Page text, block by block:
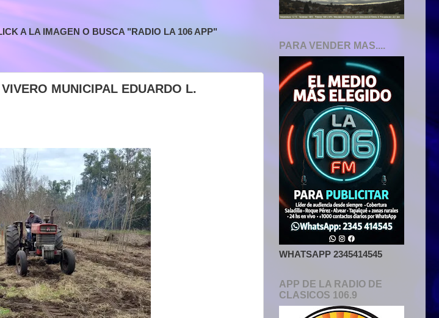
A LA IMAGEN O BUSCA "RADIO LA 106 APP"
MUNICIPAL EDUARDO L.
PARA VENDER MAS....
WHATSAPP 2345414545
APP DE LA RADIO DE
CLASICOS 106.9